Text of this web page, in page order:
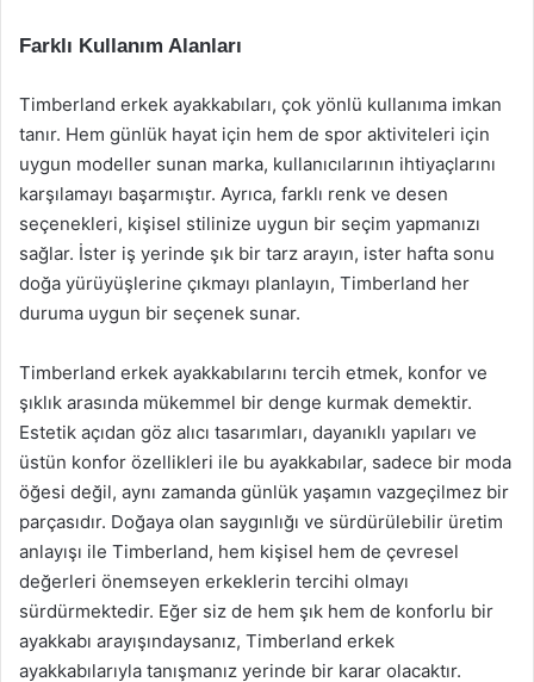
Farklı Kullanım Alanları
Timberland erkek ayakkabıları, çok yönlü kullanıma imkan
tanır. Hem günlük hayat için hem de spor aktiviteleri için
uygun modeller sunan marka, kullanıcılarının ihtiyaçlarını
karşılamayı başarmıştır. Ayrıca, farklı renk ve desen
seçenekleri, kişisel stilinize uygun bir seçim yapmanızı
sağlar. İster iş yerinde şık bir tarz arayın, ister hafta sonu
doğa yürüyüşlerine çıkmayı planlayın, Timberland her
duruma uygun bir seçenek sunar.
Timberland erkek ayakkabılarını tercih etmek, konfor ve
şıklık arasında mükemmel bir denge kurmak demektir.
Estetik açıdan göz alıcı tasarımları, dayanıklı yapıları ve
üstün konfor özellikleri ile bu ayakkabılar, sadece bir moda
öğesi değil, aynı zamanda günlük yaşamın vazgeçilmez bir
parçasıdır. Doğaya olan saygınlığı ve sürdürülebilir üretim
anlayışı ile Timberland, hem kişisel hem de çevresel
değerleri önemseyen erkeklerin tercihi olmayı
sürdürmektedir. Eğer siz de hem şık hem de konforlu bir
ayakkabı arayışındaysanız, Timberland erkek
ayakkabılarıyla tanışmanız yerinde bir karar olacaktır.